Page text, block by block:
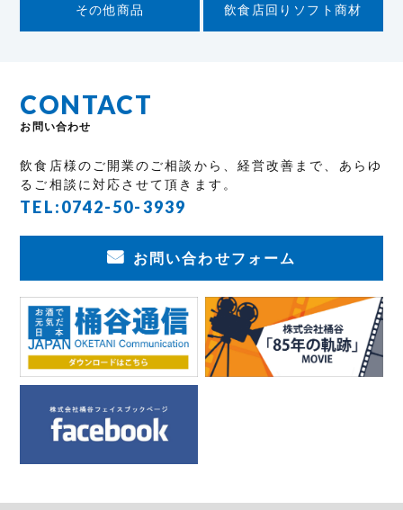
その他商品 飲食店回りソフト商材
CONTACT
お問い合わせ
飲食店様のご開業のご相談から、経営改善まで、あらゆ
るご相談に対応させて頂きます。
TEL:0742-50-3939
お問い合わせフォーム